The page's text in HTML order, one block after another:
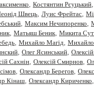
, Костянтин Рєуцький,
Швець, Луис Фрейтас,
, Максим Нечипоренко,
, Матьяш Беник, Микита
, Михайло Магід, Михайло
, Олег Ясинський,
Сахнін, Олексій Смирнов,
, Олександр Берегов,
Кінаш, Олександр Кириченко,